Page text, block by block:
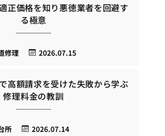
正価格を知り悪徳業者を回避す
る極意
2026.07.15
修理
高額請求を受けた失敗から学ぶ
修理料金の教訓
2026.07.14
所